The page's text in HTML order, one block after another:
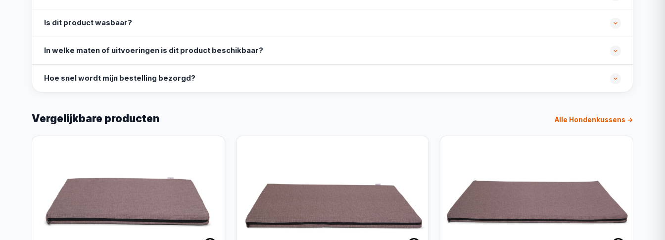
Is dit product wasbaar?
In welke maten of uitvoeringen is dit product beschikbaar?
Hoe snel wordt mijn bestelling bezorgd?
Vergelijkbare producten Alle Hondenkussens →